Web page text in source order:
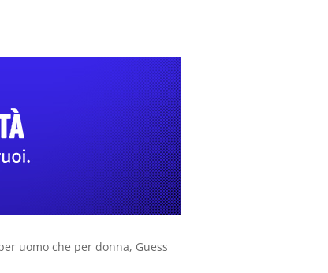
uomo che per donna, Guess